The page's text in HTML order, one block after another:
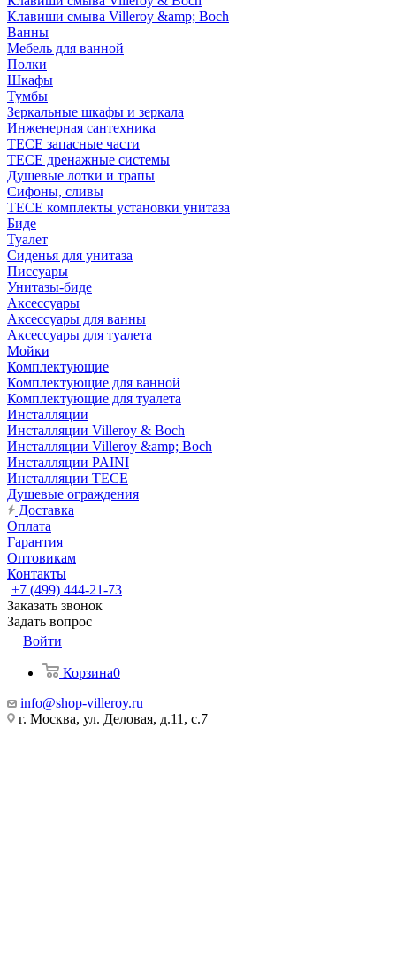
Клавиши смыва Villeroy &amp; Boch
Ванны
Мебель для ванной
Полки
Шкафы
Тумбы
Зеркальные шкафы и зеркала
Инженерная сантехника
TECE запасные части
TECE дренажные системы
Душевые лотки и трапы
Сифоны, сливы
TECE комплекты установки унитаза
Биде
Туалет
Сиденья для унитаза
Писсуары
Унитазы-биде
Аксессуары
Аксессуары для ванны
Аксессуары для туалета
Мойки
Комплектующие
Комплектующие для ванной
Комплектующие для туалета
Инсталляции
Инсталляции Villeroy & Boch
Инсталляции Villeroy &amp; Boch
Инсталляции PAINI
Инсталляции TECE
Душевые ограждения
Доставка
Оплата
Гарантия
Оптовикам
Контакты
+7 (499) 444-21-73
Заказать звонок
Задать вопрос
Войти
Корзина0
info@shop-villeroy.ru
г. Москва, ул. Деловая, д.11, с.7